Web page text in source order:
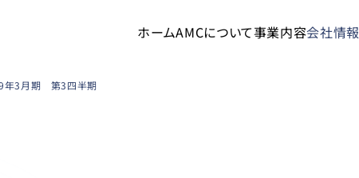
ホームAMCについて事業内容会社情報
年3月期 第3四半期